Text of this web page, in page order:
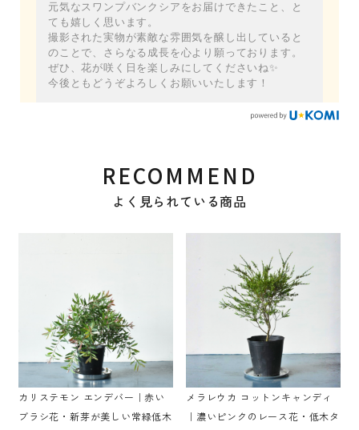
元気なスワンプバンクシアをお届けできたこと、と
ても嬉しく思います。
撮影された実物が素敵な雰囲気を醸し出していると
のことで、さらなる成長を心より願っております。
ぜひ、花が咲く日を楽しみにしてくださいね✨
今後ともどうぞよろしくお願いいたします！
RECOMMEND
よく見られている商品
カリステモン エンデバー｜赤い
ブラシ花・新芽が美しい常緑低木
メラレウカ コットンキャンディ
｜濃いピンクのレース花・低木タ